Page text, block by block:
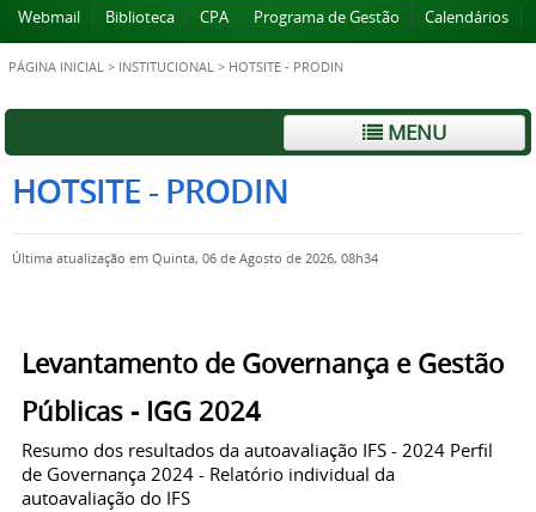
Webmail Biblioteca CPA Programa de Gestão Calendários
PÁGINA INICIAL > INSTITUCIONAL > HOTSITE - PRODIN
MENU
HOTSITE - PRODIN
Última atualização em Quinta, 06 de Agosto de 2026, 08h34
Levantamento de Governança e Gestão
Públicas - IGG 2024
Resumo dos resultados da autoavaliação IFS - 2024 Perfil
de Governança 2024 - Relatório individual da
autoavaliação do IFS